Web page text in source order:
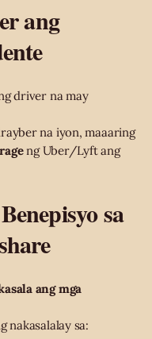
ang
driver na may
na iyon, maaaring
ng Uber/Lyft ang
sa
ang mga
nakasalalay sa: